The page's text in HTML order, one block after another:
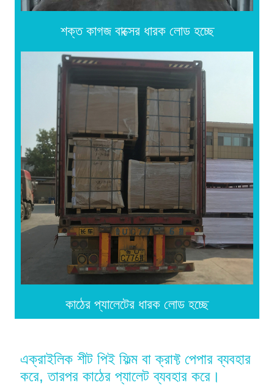
শক্ত কাগজ বাক্সের ধারক লোড হচ্ছে
কাঠের প্যালেটের ধারক লোড হচ্ছে
এক্রাইলিক শীট পিই ফিল্ম বা ক্রাফ্ট পেপার ব্যবহার
করে, তারপর কাঠের প্যালেট ব্যবহার করে।